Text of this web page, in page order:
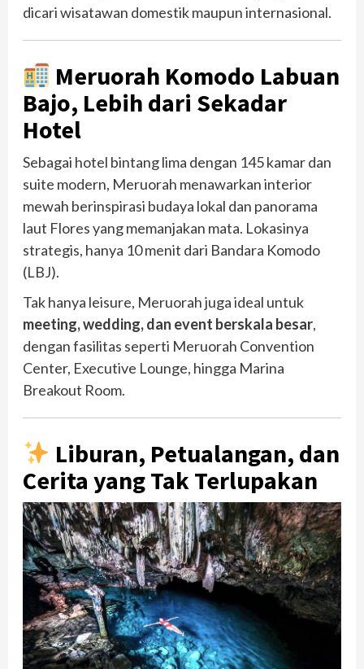
dicari wisatawan domestik maupun internasional.
Meruorah Komodo Labuan
Bajo, Lebih dari Sekadar
Hotel
Sebagai hotel bintang lima dengan 145 kamar dan
suite modern, Meruorah menawarkan interior
mewah berinspirasi budaya lokal dan panorama
laut Flores yang memanjakan mata. Lokasinya
strategis, hanya 10 menit dari Bandara Komodo
(LBJ).
Tak hanya leisure, Meruorah juga ideal untuk
meeting, wedding, dan event berskala besar,
dengan fasilitas seperti Meruorah Convention
Center, Executive Lounge, hingga Marina
Breakout Room.
Liburan, Petualangan, dan
Cerita yang Tak Terlupakan